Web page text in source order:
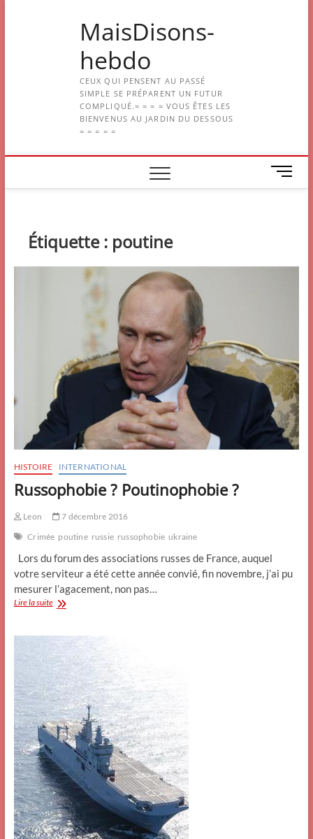
MaisDisons-
hebdo
CEUX QUI PENSENT AU PASSÉ
SIMPLE SE PRÉPARENT UN FUTUR
COMPLIQUÉ.= = = = VOUS ÊTES LES
BIENVENUS AU JARDIN DU DESSOUS
= = = = =
M
e
Étiquette : poutine
HISTOIRE INTERNATIONAL
Russophobie ? Poutinophobie ?
Leon
7 décembre 2016
Crimée poutine russie russophobie ukraine
Lors du forum des associations russes de France, auquel
votre serviteur a été cette année convié, fin novembre, j’ai pu
mesurer l’agacement, non pas…
Lire la suiteRussophobie
?